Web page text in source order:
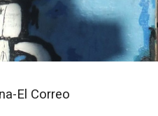
El Correo